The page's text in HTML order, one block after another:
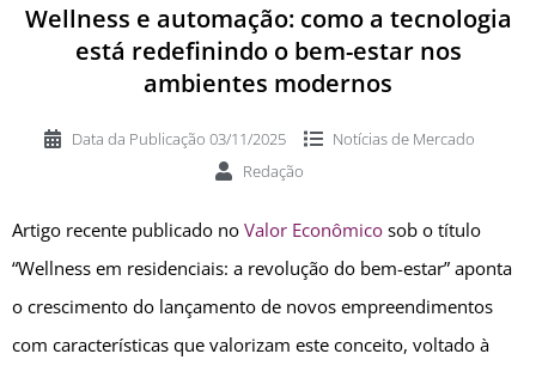
Wellness e automação: como a tecnologia
está redefinindo o bem-estar nos
ambientes modernos
Data da Publicação 03/11/2025 Notícias de Mercado
Redação
Artigo recente publicado noValor Econômicosob o título
“Wellness em residenciais: a revolução do bem-estar” aponta
o crescimento do lançamento de novos empreendimentos
com características que valorizam este conceito, voltado à